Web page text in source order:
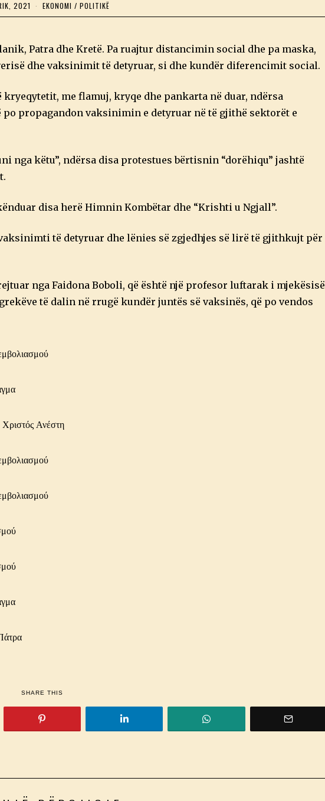
2021
6
R
R
I
K
0
2
1
EKONOMI / POLITIKË
Patra dhe Kretë. Pa ruajtur distancimin social dhe pa maska,
dhe vaksinimit të detyruar, si dhe kundër diferencimit social.
me flamuj, kryqe dhe pankarta në duar, ndërsa
propagandon vaksinimin e detyruar në të gjithë sektorët e
nga këtu”, ndërsa disa protestues bërtisnin “dorëhiqu” jashtë
disa herë Himnin Kombëtar dhe “Krishti u Ngjall”.
të detyruar dhe lënies së zgjedhjes së lirë të gjithkujt për
nga Faidona Boboli, që është një profesor luftarak i mjekësisë
të dalin në rrugë kundër juntës së vaksinës, që po vendos
SHARE THIS